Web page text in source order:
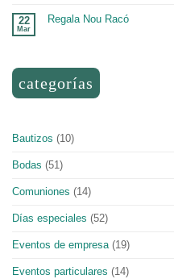
22
Mar
Regala Nou Racó
categorías
Bautizos (10)
Bodas (51)
Comuniones (14)
Días especiales (52)
Eventos de empresa(19)
Eventos particulares (14)